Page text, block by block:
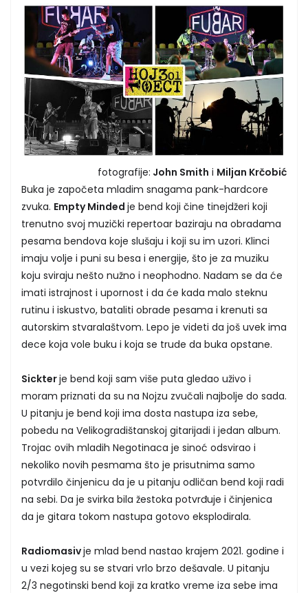
fotografije: John Smith i Miljan Krčobić
Buka je započeta mladim snagama pank-hardcore
zvuka. Empty Minded je bend koji čine tinejdžeri koji
trenutno svoj muzički repertoar baziraju na obradama
pesama bendova koje slušaju i koji su im uzori. Klinci
imaju volje i puni su besa i energije, što je za muziku
koju sviraju nešto nužno i neophodno. Nadam se da će
imati istrajnost i upornost i da će kada malo steknu
rutinu i iskustvo, bataliti obrade pesama i krenuti sa
autorskim stvaralaštvom. Lepo je videti da još uvek ima
dece koja vole buku i koja se trude da buka opstane.
Sickterje bend koji sam više puta gledao uživo i
moram priznati da su na Nojzu zvučali najbolje do sada.
U pitanju je bend koji ima dosta nastupa iza sebe,
pobedu na Velikogradištanskoj gitarijadi i jedan album.
Trojac ovih mladih Negotinaca je sinoć odsvirao i
nekoliko novih pesmama što je prisutnima samo
potvrdilo činjenicu da je u pitanju odličan bend koji radi
na sebi. Da je svirka bila žestoka potvrđuje i činjenica
da je gitara tokom nastupa gotovo eksplodirala.
Radiomasivje mlad bend nastao krajem 2021. godine i
u vezi kojeg su se stvari vrlo brzo dešavale. U pitanju
2/3 negotinski bend koji za kratko vreme iza sebe ima